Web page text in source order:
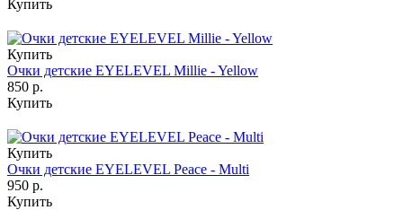
Купить
Купить
Очки детские EYELEVEL Millie - Yellow
850 р.
Купить
Купить
Очки детские EYELEVEL Peace - Multi
950 р.
Купить